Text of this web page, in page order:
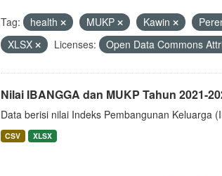
Tag: health MUKP Kawin
XLSX
Licenses: Open Data Commons
Nilai IBANGGA dan MUKP Tahun 2021-
Data berisi nilai Indeks Pembangunan Keluarga
CSV XLSX